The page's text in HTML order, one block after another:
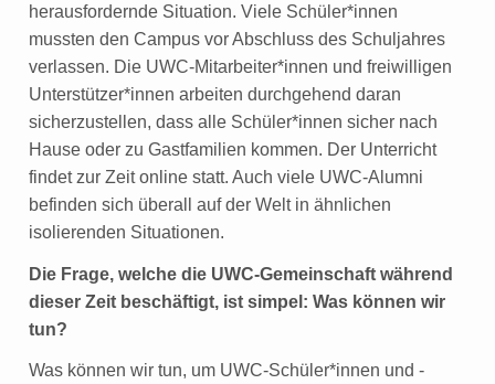
herausfordernde Situation. Viele Schüler*innen
mussten den Campus vor Abschluss des Schuljahres
verlassen. Die UWC-Mitarbeiter*innen und freiwilligen
Unterstützer*innen arbeiten durchgehend daran
sicherzustellen, dass alle Schüler*innen sicher nach
Hause oder zu Gastfamilien kommen. Der Unterricht
findet zur Zeit online statt. Auch viele UWC-Alumni
befinden sich überall auf der Welt in ähnlichen
isolierenden Situationen.
Die Frage, welche die UWC-Gemeinschaft während
dieser Zeit beschäftigt, ist simpel: Was können wir
tun?
Was können wir tun, um UWC-Schüler*innen und -